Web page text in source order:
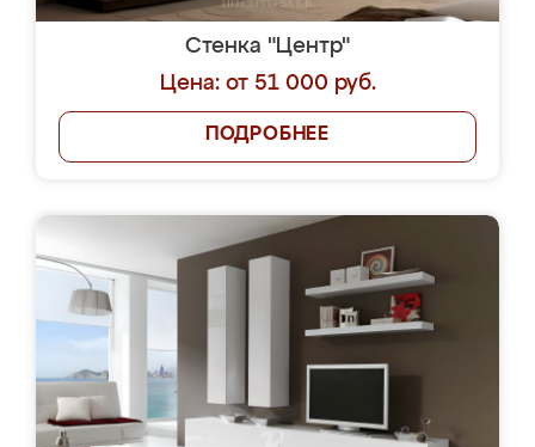
Стенка "Центр"
Цена: от 51 000 руб.
ПОДРОБНЕЕ